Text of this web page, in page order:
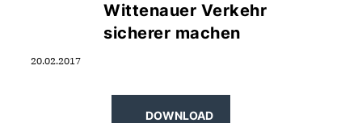
20.02.2017
Wittenauer Verkehr
sicherer machen
DOWNLOAD